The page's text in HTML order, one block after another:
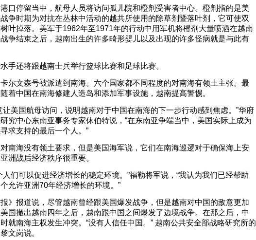
口停留当中，航母人员将访问孤儿院和橙剂受害者中心。橙剂指的是美
争时期为对抗在丛林中活动的越共所使用的除草剂暨落叶剂，它可使双
叶掉落。美军于1962年至1971年的行动中用军机将橙剂大量喷洒在越南
争结束之后，越南出生的许多畸形婴儿以及出现的许多怪病就是与此有
手还将跟越南士兵举行篮球比赛和足球比赛。
卡尔文森号被派遣到南海。六个国家都不同程度的对南海有领土主张。最
着中国在南海修建人造岛和添加军事设施，越南提高警惕。
让美国航母访问，说明越南对于中国在南海的下一步行动感到焦虑。”华府
究中心东南亚事务专家休伯特说，“在东南亚争端当中，美国实际上成为
求支持的最后一个人。”
南海没有领土要求，但是美国海军说，它们在南海巡逻对于确保海上安
洲战后经济秩序很重要。
人们可以促进经济增长的稳定环境。”福勒将军说，“我认为我们已经帮助
允许亚洲70年经济增长的环境。”
报》报道说，尽管越南曾经跟美国爆发战争，但是越南对中国的敌意更加
国撤出越南四年之后，越南跟中国之间爆发了边境战争。在那之后，中
就南海主权发生冲突。“没有人信任中国。” 越南公共安全部战略研究所的
文岗说。